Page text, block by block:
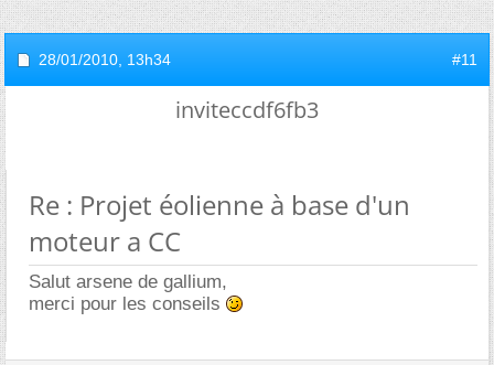
28/01/2010, 13h34 #11
inviteccdf6fb3
Re : Projet éolienne à base d'un
moteur a CC
Salut arsene de gallium,
merci pour les conseils